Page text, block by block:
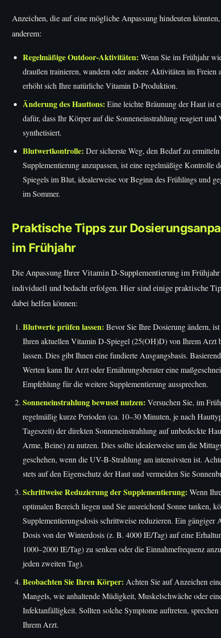
Anzeichen, die auf eine mögliche Anpassung hindeuten
anderem:
Regelmäßige Outdoor-Aktivitäten: Wenn Sie im Frühjahr
draußen trainieren, wandern oder andere Aktivitäten im Freien
erhöht sich Ihre natürliche Vitamin D-Produktion.
Änderung des Hauttons: Eine leichte Bräunung der Haut ist
dafür, dass Ihr Körper auf die Sonneneinstrahlung reagiert
synthetisiert.
Blutwertkontrolle: Der sicherste Weg, den Bedarf zu
Supplementierung anzupassen, ist eine regelmäßige Kontrolle
Spiegels im Blut, idealerweise vor Beginn des Frühlings und
im Sommer.
Praktische Tipps zur
im Frühjahr
Die Anpassung Ihrer Vitamin D-Supplementierung im
individuell und bedacht erfolgen. Hier sind einige praktische
dabei helfen können:
Blutwerte prüfen lassen: Bevor Sie Ihre Dosierung ändern, ist
Ihren aktuellen Vitamin D-Spiegel (25(OH)D) von Ihrem Arzt
lassen. Dies gibt Ihnen eine fundierte Ausgangsbasis.
Werten kann Ihr Arzt oder Ernährungsberater eine
Empfehlung für die weitere Supplementierung aussprechen.
Sonneneinstrahlung bewusst nutzen: Versuchen Sie, im
regelmäßig kurze Perioden (ca. 10–30 Minuten, je nach
Tageszeit) der direkten Sonneneinstrahlung auf unbedeckte
Arme, Beine) zu nutzen. Dies sollte idealerweise um die
geschehen, wenn die UV-B-Strahlung am intensivsten ist.
stets auf den Eigenschutz der Haut und vermeiden Sie
Schrittweise Reduzierung der Supplementierung: Wenn
optimalen Bereich liegen und Sie ausreichend Sonne tanken,
Supplementierungsdosis schrittweise reduzieren. Ein gängiger
Dosis von der Winterdosis (z. B. 4000 IE/Tag) auf eine
1000–2000 IE/Tag) zu senken oder die Einnahmefrequenz
jeden zweiten Tag).
Beobachten Sie Ihren Körper: Achten Sie auf Anzeichen
Mangels, wie anhaltende Müdigkeit, Muskelschwäche oder
Infektanfälligkeit. Sollten solche Symptome auftreten, sprechen
Ihrem Arzt.